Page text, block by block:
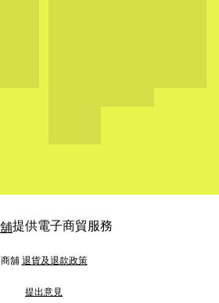
提供電子商貿服務
商舖 退貨及退款政策
提出意見